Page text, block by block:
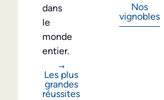
dans
le
monde
entier.
Les plus
grandes
réussites
Nos
vignobles